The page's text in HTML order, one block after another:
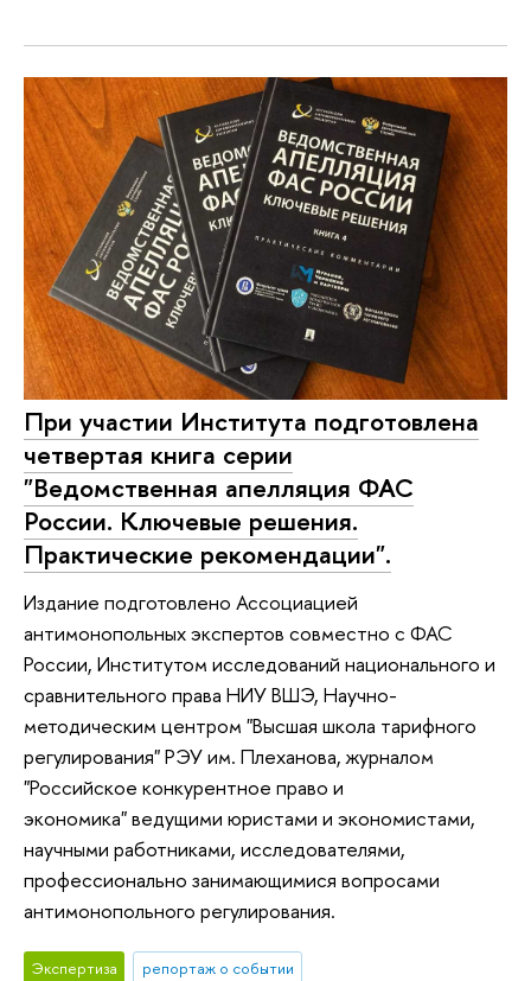
При участии Института подготовлена
четвертая книга серии
"Ведомственная апелляция ФАС
России. Ключевые решения.
Практические рекомендации".
Издание подготовлено Ассоциацией
антимонопольных экспертов совместно с ФАС
России, Институтом исследований национального и
сравнительного права НИУ ВШЭ, Научно-
методическим центром "Высшая школа тарифного
регулирования" РЭУ им. Плеханова, журналом
"Российское конкурентное право и
экономика" ведущими юристами и экономистами,
научными работниками, исследователями,
профессионально занимающимися вопросами
антимонопольного регулирования.
Экспертиза репортаж о событии